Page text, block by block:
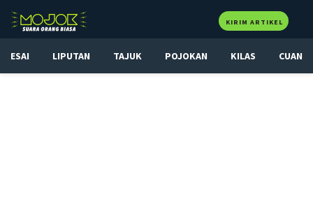
KIRIM ARTIKEL
ESAI LIPUTAN TAJUK POJOKAN KILAS CUAN